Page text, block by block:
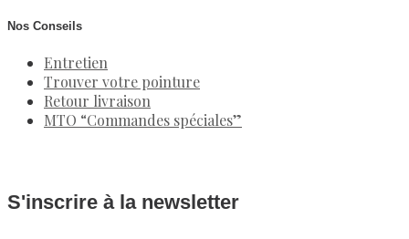
Nos Conseils
Entretien
Trouver votre pointure
Retour livraison
MTO “Commandes spéciales”
S'inscrire à la newsletter